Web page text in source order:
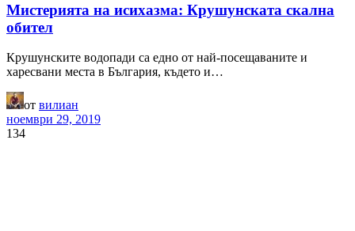
Мистерията на исихазма: Крушунската скална
обител
Крушунските водопади са едно от най-посещаваните и
харесвани места в България, където и…
от вилиан
ноември 29, 2019
134